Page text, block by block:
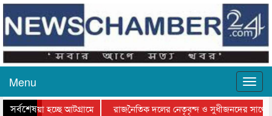
Menu
সর্বশেষ
যাওয়া হচ্ছে আটগ্রামে
রাজনৈতিক দলের নেতৃবৃন্দ ও সুধীজনদের সাথে